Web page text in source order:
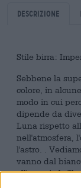
Descrizione
Stile birra:
Sebbene la
colore, in
modo in cui
dipende da
Luna rispetto
nell'atmosfera,
l'astro. .
vanno dal
all'arancio
luna blu può